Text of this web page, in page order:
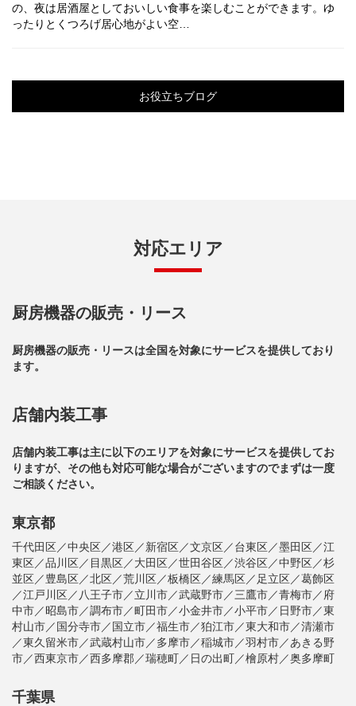
の、夜は居酒屋としておいしい食事を楽しむことができます。ゆ
ったりとくつろげ居心地がよい空…
お役立ちブログ
対応エリア
厨房機器の販売・リース
厨房機器の販売・リースは全国を対象にサービスを提供しており
ます。
店舗内装工事
店舗内装工事は主に以下のエリアを対象にサービスを提供してお
りますが、その他も対応可能な場合がございますのでまずは一度
ご相談ください。
東京都
千代田区／中央区／港区／新宿区／文京区／台東区／墨田区／江
東区／品川区／目黒区／大田区／世田谷区／渋谷区／中野区／杉
並区／豊島区／北区／荒川区／板橋区／練馬区／足立区／葛飾区
／江戸川区／八王子市／立川市／武蔵野市／三鷹市／青梅市／府
中市／昭島市／調布市／町田市／小金井市／小平市／日野市／東
村山市／国分寺市／国立市／福生市／狛江市／東大和市／清瀬市
／東久留米市／武蔵村山市／多摩市／稲城市／羽村市／あきる野
市／西東京市／西多摩郡／瑞穂町／日の出町／檜原村／奥多摩町
千葉県